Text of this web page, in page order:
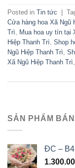
Posted in Tin tức
Cửa hàng hoa Xã Ngũ
Trì
Mua hoa uy tín tại
Hiệp Thanh Trì Shop
Ngũ Hiệp Thanh Trì
Xã Ngũ Hiệp Thanh Trì
SẢN PHẨM
ĐC –